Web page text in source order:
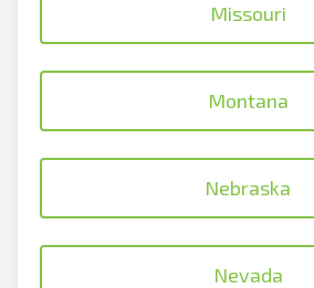
Missouri
Montana
Nebraska
Nevada